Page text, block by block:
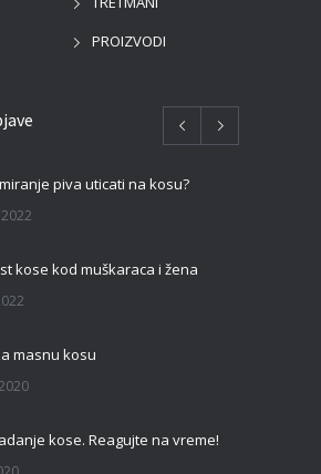
PROIZVODI
piva uticati na kosu?
kose kod muškaraca i žena
masnu kosu
kose. Reagujte na vreme!